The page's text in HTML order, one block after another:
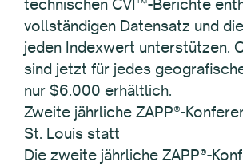
technischen CVI™-Berichte
vollständigen Datensatz und
jeden Indexwert unterstützen.
sind jetzt für jedes
nur $6.000 erhältlich.
Zweite jährliche ZAPP®-
St. Louis statt
Die zweite jährliche ZAPP®-